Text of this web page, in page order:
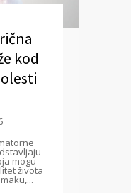
kod
mogu
života